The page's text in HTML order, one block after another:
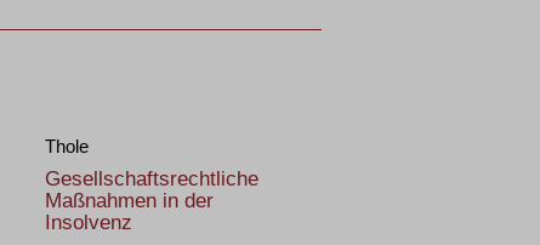
Thole
Gesellschaftsrechtliche
Maßnahmen in der
Insolvenz